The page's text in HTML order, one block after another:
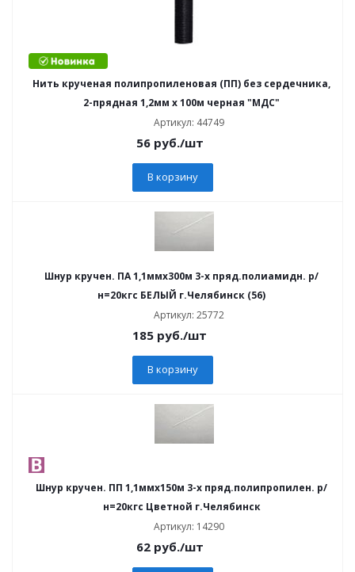
Нить крученая полипропиленовая (ПП) без сердечника,
2-прядная 1,2мм х 100м черная "МДС"
Артикул: 44749
56руб./шт
В корзину
Шнур кручен. ПА 1,1ммх300м 3-х пряд.полиамидн. р/
н=20кгс БЕЛЫЙ г.Челябинск (56)
Артикул: 25772
185 руб./шт
В корзину
Шнур кручен. ПП 1,1ммх150м 3-х пряд.полипропилен. р/
н=20кгс Цветной г.Челябинск
Артикул: 14290
62руб./шт